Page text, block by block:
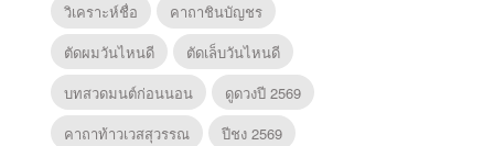
วิเคราะห์ชื่อ
คาถาชินบัญชร
ตัดผมวันไหนดี
ตัดเล็บวันไหนดี
บทสวดมนต์ก่อนนอน
ดูดวงปี 2569
คาถาท้าวเวสสุวรรณ
ปีชง 2569